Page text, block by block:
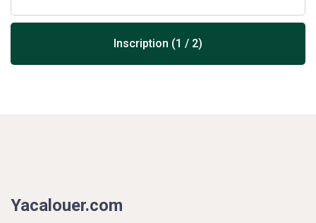
Inscription (1 / 2)
Yacalouer.com